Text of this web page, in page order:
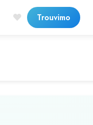
Trouvimo